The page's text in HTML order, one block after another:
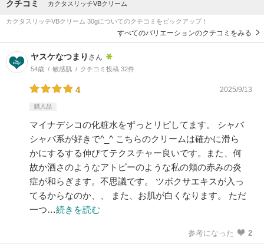
クチコミ カクタスリッチVBクリーム
カクタスリッチVBクリーム 30gについてのクチコミをピックアップ！
すべてのバリエーションのクチコミをみる
ヤスケなつまり さん
54歳 敏感肌 クチコミ投稿 32件
4 2025/9/13
購入品
マイナデシコの化粧水をずっとリピしてます。 シャバ
シャバ系が好きで^_^ こちらのクリームは確かに滑ら
かにするする伸びてテクスチャー良いです。また、何
故か酒さのようなアトピーのような私の頬の赤みの炎
症が和らぎます。不思議です。 ツボクサエキスが入っ
てるからなのか、、 また、お肌が白くなります。 ただ
一つ…続きを読む
参考になった 2